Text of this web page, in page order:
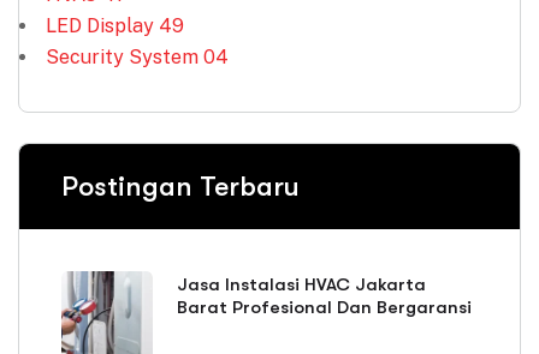
LED Display 49
Security System 04
Postingan Terbaru
Jasa Instalasi HVAC Jakarta
Barat Profesional Dan Bergaransi